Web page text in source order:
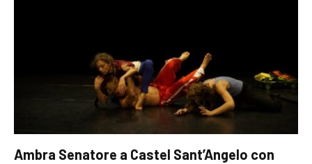
Ambra Senatore a Castel Sant’Angelo con